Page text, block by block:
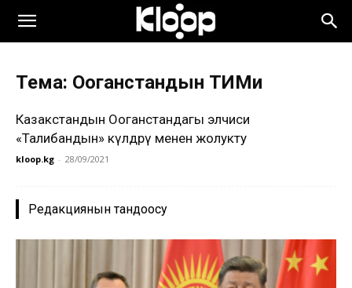
Тема: Ооганстандын ТИМи
Казакстандын Ооганстандагы элчиси
«Талибандын» өкүлдөрү менен жолукту
kloop.kg - 28/09/2021
Редакциянын тандоосу